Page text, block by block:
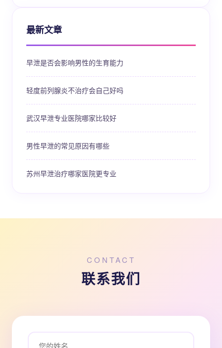
最新文章
早泄是否会影响男性的生育能力
轻度前列腺炎不治疗会自己好吗
武汉早泄专业医院哪家比较好
男性早泄的常见原因有哪些
苏州早泄治疗哪家医院更专业
CONTACT
联系我们